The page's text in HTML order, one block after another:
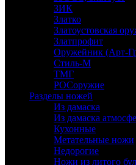
ЗИК
Златко
Златоустовская
Златпрофит
Оружейник (Арт-
Стиль-М
ТМГ
РОСоружие
Разделы ножей
Из дамаска
Из дамаска
Кухонные
Метательные ножи
Недорогие
Ножи из литого